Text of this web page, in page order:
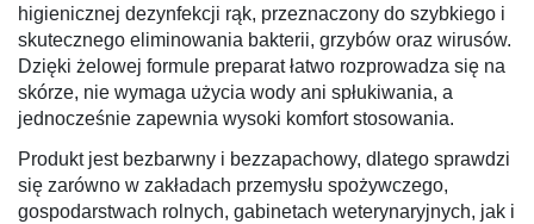
higienicznej dezynfekcji rąk, przeznaczony do szybkiego i
skutecznego eliminowania bakterii, grzybów oraz wirusów.
Dzięki żelowej formule preparat łatwo rozprowadza się na
skórze, nie wymaga użycia wody ani spłukiwania, a
jednocześnie zapewnia wysoki komfort stosowania.
Produkt jest bezbarwny i bezzapachowy, dlatego sprawdzi
się zarówno w zakładach przemysłu spożywczego,
gospodarstwach rolnych, gabinetach weterynaryjnych, jak i